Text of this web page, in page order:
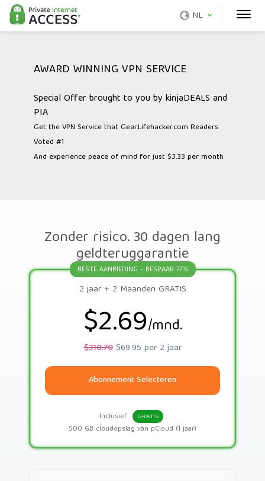
NL
AWARD WINNING VPN SERVICE
Special Offer brought to you by kinjaDEALS and
PIA
Get the VPN Service that Gear.Lifehacker.com Readers
Voted #1
And experience peace of mind for just $3.33 per month
Zonder risico. 30 dagen lang
geldteruggarantie
BESTE AANBIEDING - BESPAAR 77%
2 jaar + 2 Maanden GRATIS
$2.69/mnd.
$310.70$69.95 per 2 jaar
Abonnement Selecteren
Inclusief GRATIS
500 GB cloudopslag van pCloud (1 jaar)